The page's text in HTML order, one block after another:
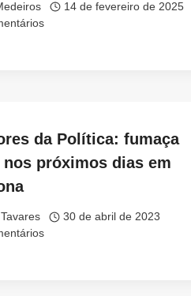
14 de fevereiro de 2025
da Política: fumaça
nos próximos dias em
30 de abril de 2023